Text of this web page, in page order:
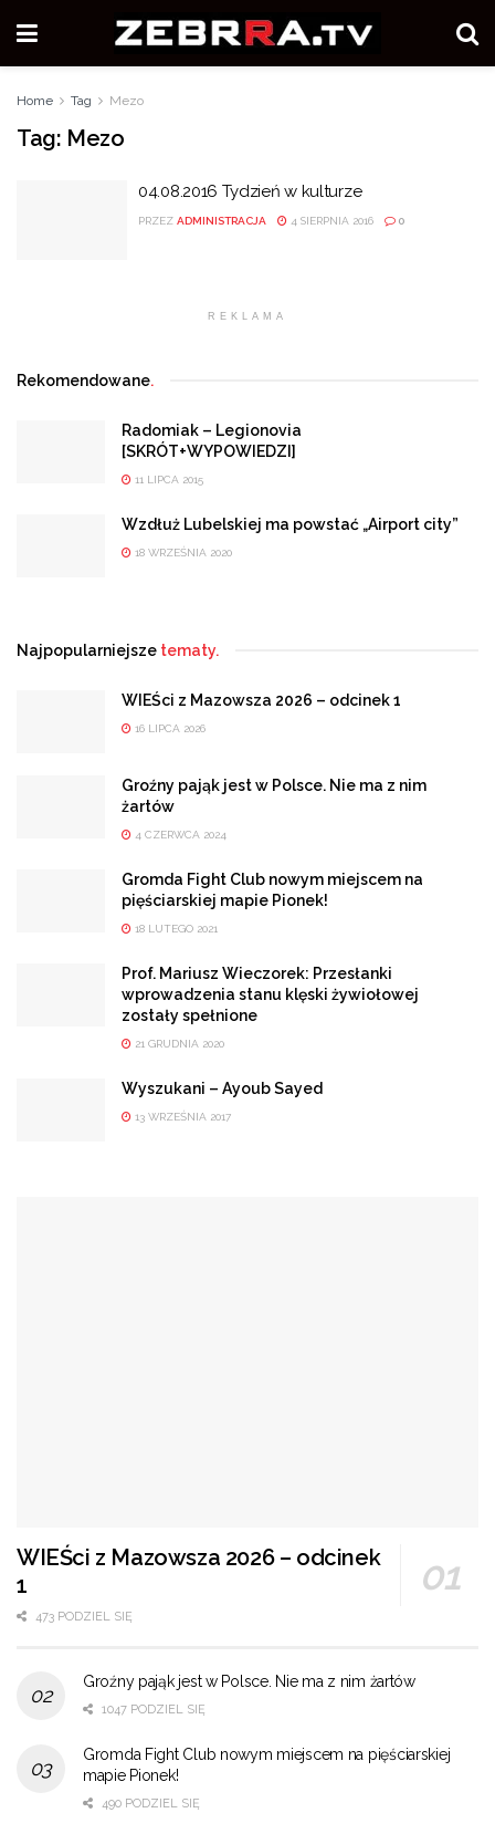
Home Tag Mezo
Tag: Mezo
04.08.2016 Tydzień w kulturze
PRZEZ ADMINISTRACJA 4 SIERPNIA 2016 0
REKLAMA
Rekomendowane.
Radomiak – Legionovia
[SKRÓT+WYPOWIEDZI]
11 LIPCA 2015
Wzdłuż Lubelskiej ma powstać „Airport city”
18 WRZEŚNIA 2020
Najpopularniejsze tematy.
WIEŚci z Mazowsza 2026 – odcinek 1
16 LIPCA 2026
Groźny pająk jest w Polsce. Nie ma z nim
żartów
4 CZERWCA 2024
Gromda Fight Club nowym miejscem na
pięściarskiej mapie Pionek!
18 LUTEGO 2021
Prof. Mariusz Wieczorek: Przesłanki
wprowadzenia stanu klęski żywiołowej
zostały spełnione
21 GRUDNIA 2020
Wyszukani – Ayoub Sayed
13 WRZEŚNIA 2017
WIEŚci z Mazowsza 2026 – odcinek
1
473 PODZIEL SIĘ
Groźny pająk jest w Polsce. Nie ma z nim żartów
1047 PODZIEL SIĘ
Gromda Fight Club nowym miejscem na pięściarskiej
mapie Pionek!
490 PODZIEL SIĘ